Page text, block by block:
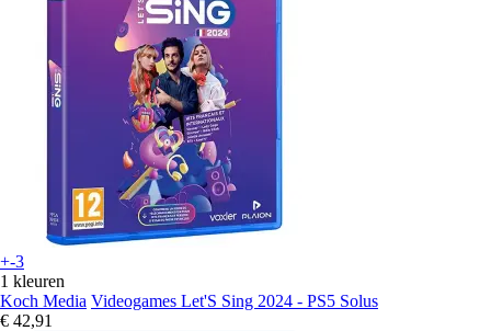
+-3
1 kleuren
Koch Media Videogames Let'S Sing 2024 - PS5 Solus
€ 42,91